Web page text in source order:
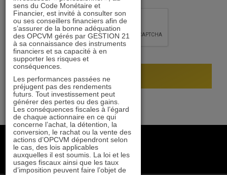
+33 1 84 79 90 24
gestion21@gestion21.fr
8 rue Volney, 75002 Paris
sens du Code Monétaire et
Financier, est invité à consulter son
ou ses conseillers financiers afin de
s’assurer de la bonne adéquation
des OPCVM gérés par GESTION 21
à sa connaissance des instruments
financiers et sa capacité à en
supporter les risques et
conséquences.
Les performances passées ne
préjugent pas des rendements
futurs. Tout investissement peut
générer des pertes ou des gains.
Les conséquences fiscales à l’égard
de chaque actionnaire en ce qui
concerne l’achat, la détention, la
conversion, le rachat ou la vente des
actions d’OPCVM dépendront selon
le cas, des lois applicables
auxquelles il est soumis. La loi et les
usages fiscaux ainsi que les taux
d’imposition peuvent faire l’objet de